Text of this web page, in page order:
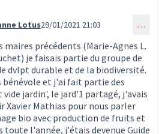
(réponse au commentaire 238)
Lotus29/01/2021 21:03 …
maires précédents (Marie-Agnes L.
je faisais partie du groupe de
dvlpt durable et de la biodiversité.
bénévole et j'ai fait partie des
jardin', le jard'1 partagé, j'avais
Xavier Mathias pour nous parler
bio avec production de fruits et
toute l'année, j'étais devenue Guide